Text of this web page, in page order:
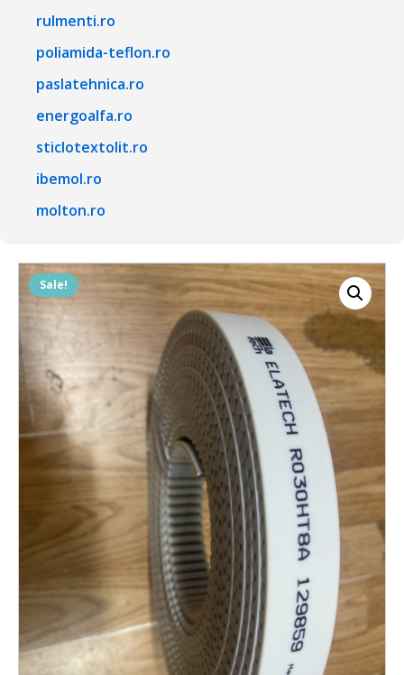
rulmenti.ro
poliamida-teflon.ro
paslatehnica.ro
energoalfa.ro
sticlotextolit.ro
ibemol.ro
molton.ro
Sale!